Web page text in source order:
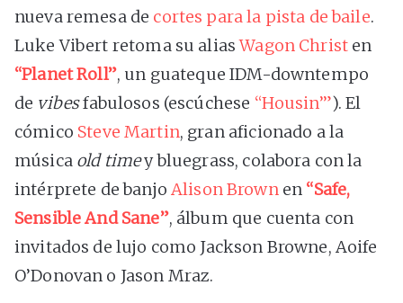
nueva remesa de cortes para la pista de baile.
Luke Vibert retoma su aliasWagon Christ en
“Planet Roll”, un guateque IDM-downtempo
de vibesfabulosos (escúchese “Housin’”). El
cómico Steve Martin, gran aficionado a la
música old timey bluegrass, colabora con la
intérprete de banjo Alison Brownen “Safe,
Sensible And Sane”, álbum que cuenta con
invitados de lujo como Jackson Browne, Aoife
O’Donovan o Jason Mraz.